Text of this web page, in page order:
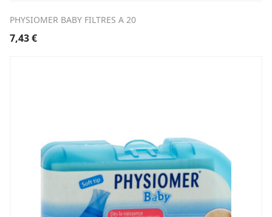
PHYSIOMER BABY FILTRES A 20
7,43€